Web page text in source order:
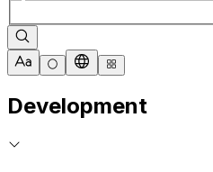
Development